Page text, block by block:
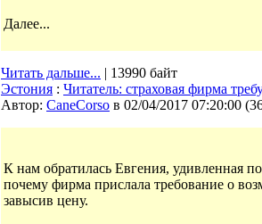
Далее...
Читать дальше... | 13990 байт
Эстония : Читатель: страховая фирма
Автор: CaneCorso в 02/04/2017 07:20:00 (
К нам обратилась Евгения, удивленная
почему фирма прислала требование о
завысив цену.